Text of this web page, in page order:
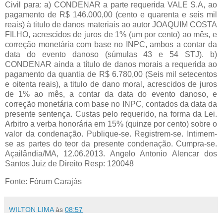
Civil para: a) CONDENAR a parte requerida VALE S.A, ao
pagamento de R$ 146.000,00 (cento e quarenta e seis mil
reais) à titulo de danos materiais ao autor JOAQUIM COSTA
FILHO, acrescidos de juros de 1% (um por cento) ao mês, e
correção monetária com base no INPC, ambos a contar da
data do evento danoso (súmulas 43 e 54 STJ). b)
CONDENAR ainda a título de danos morais a requerida ao
pagamento da quantia de R$ 6.780,00 (Seis mil setecentos
e oitenta reais), a titulo de dano moral, acrescidos de juros
de 1% ao mês, a contar da data do evento danoso, e
correção monetária com base no INPC, contados da data da
presente sentença. Custas pelo requerido, na forma da Lei.
Arbitro a verba honorária em 15% (quinze por cento) sobre o
valor da condenação. Publique-se. Registrem-se. Intimem-
se as partes do teor da presente condenação. Cumpra-se.
Açailândia/MA, 12.06.2013. Angelo Antonio Alencar dos
Santos Juiz de Direito Resp: 120048
Fonte: Fórum Carajás
WILTON LIMA às 08:57